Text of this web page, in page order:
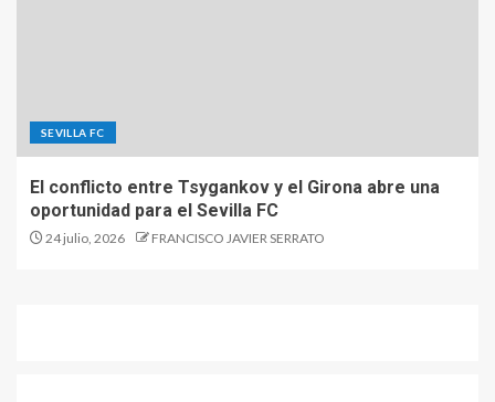
SEVILLA FC
El conflicto entre Tsygankov y el Girona abre una
oportunidad para el Sevilla FC
24 julio, 2026 FRANCISCO JAVIER SERRATO